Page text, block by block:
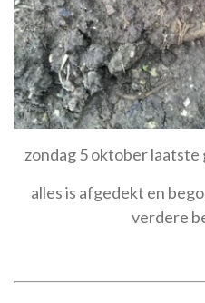
zondag 5 oktober laatste
alles is afgedekt en
verdere